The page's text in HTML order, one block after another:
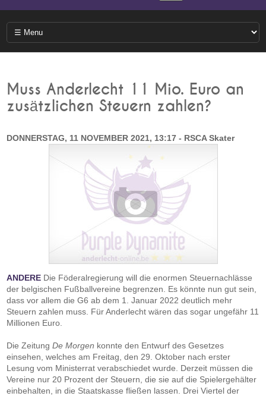
Muss Anderlecht 11 Mio. Euro an
zusätzlichen Steuern zahlen?
DONNERSTAG, 11 NOVEMBER 2021, 13:17 - RSCA Skater
ANDERE Die Föderalregierung will die enormen Steuernachlässe
der belgischen Fußballvereine begrenzen. Es könnte nun gut sein,
dass vor allem die G6 ab dem 1. Januar 2022 deutlich mehr
Steuern zahlen muss. Für Anderlecht wären das sogar ungefähr 11
Millionen Euro.
Die ZeitungDe Morgen konnte den Entwurf des Gesetzes
einsehen, welches am Freitag, den 29. Oktober nach erster
Lesung vom Ministerrat verabschiedet wurde. Derzeit müssen die
Vereine nur 20 Prozent der Steuern, die sie auf die Spielergehälter
einbehalten, in die Staatskasse fließen lassen. Drei Viertel der